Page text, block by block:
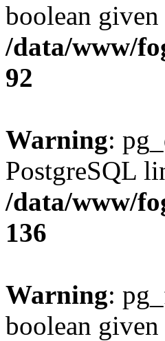
boolean
/data/www/
92
Warning:
PostgreSQL
/data/www/
136
Warning:
boolean